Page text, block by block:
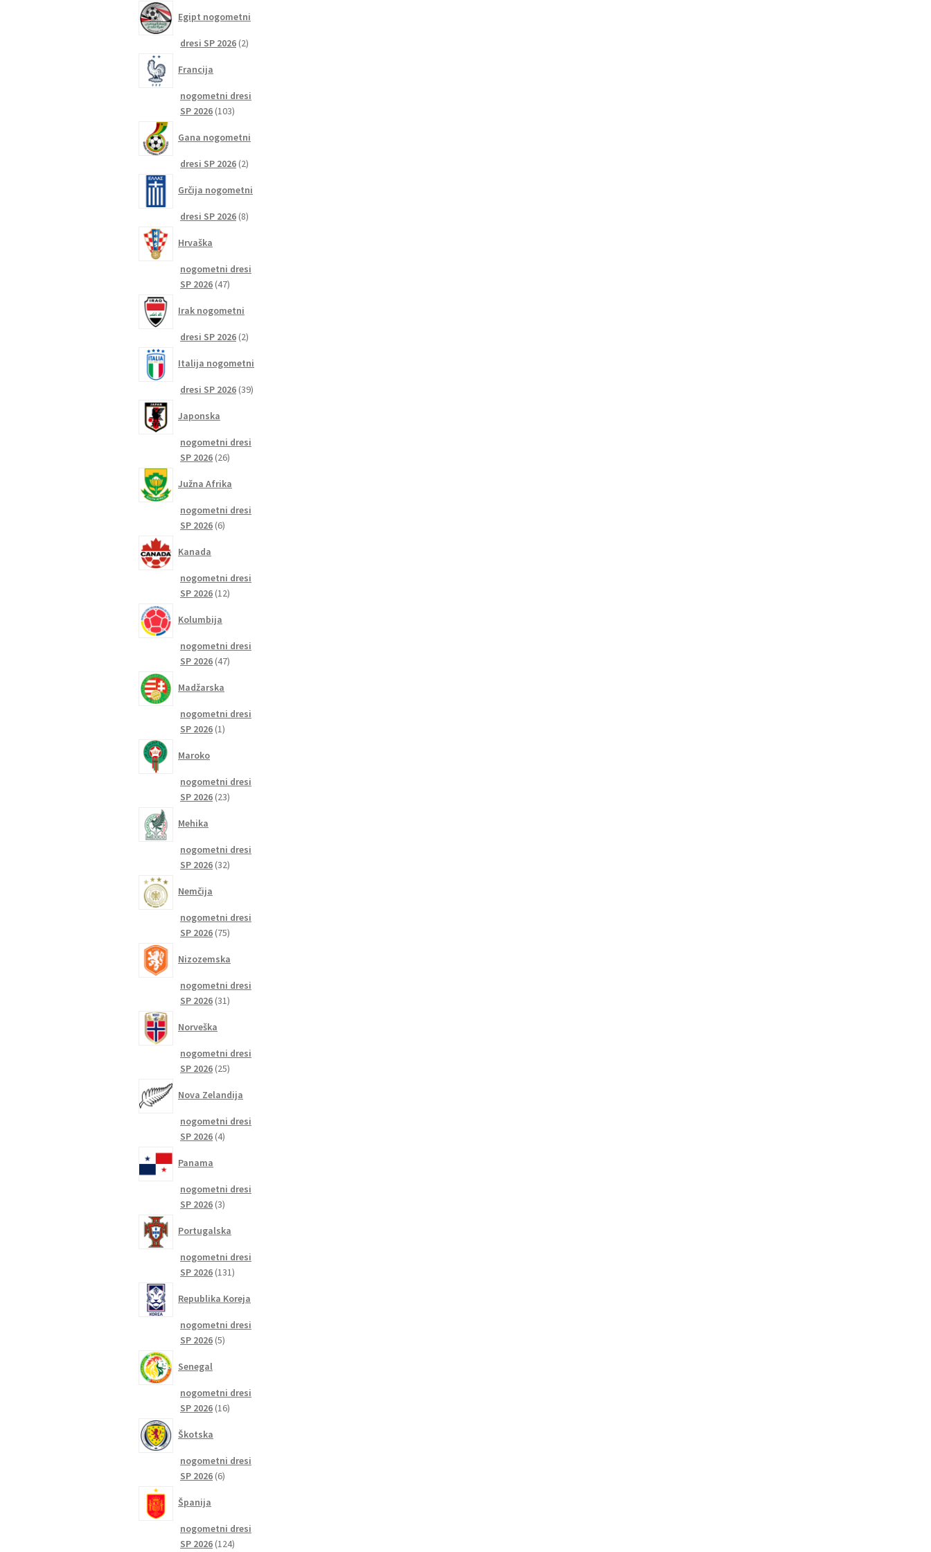
Egipt nogometni
dresi SP 2026 22
Francija
nogometni dresi
SP 2026 103103
Gana nogometni
dresi SP 2026 22
Grčija nogometni
dresi SP 2026 88
Hrvaška
nogometni dresi
SP 2026 4747
Irak nogometni
dresi SP 2026 22
Italija nogometni
dresi SP 2026 3939
Japonska
nogometni dresi
SP 2026 2626
Južna Afrika
nogometni dresi
SP 2026 66
Kanada
nogometni dresi
SP 2026 1212
Kolumbija
nogometni dresi
SP 2026 4747
Madžarska
nogometni dresi
SP 2026 11
Maroko
nogometni dresi
SP 2026 2323
Mehika
nogometni dresi
SP 2026 3232
Nemčija
nogometni dresi
SP 2026 7575
Nizozemska
nogometni dresi
SP 2026 3131
Norveška
nogometni dresi
SP 2026 2525
Nova Zelandija
nogometni dresi
SP 2026 44
Panama
nogometni dresi
SP 2026 33
Portugalska
nogometni dresi
SP 2026 131131
Republika Koreja
nogometni dresi
SP 2026 55
Senegal
nogometni dresi
SP 2026 1616
Škotska
nogometni dresi
SP 2026 66
Španija
nogometni dresi
SP 2026 124124